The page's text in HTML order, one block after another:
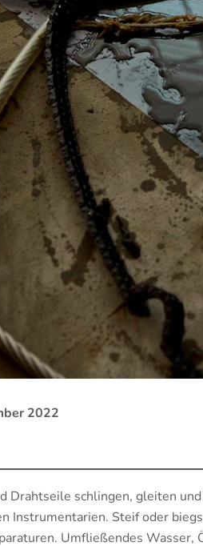
2022
Drahtseile schlingen, gleiten
Instrumentarien. Steif oder
Umfließendes Wasser,